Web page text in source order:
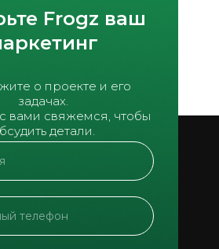
о проекте и его
задачах.
вами свяжемся, чтобы
детали.
Frogz ваш